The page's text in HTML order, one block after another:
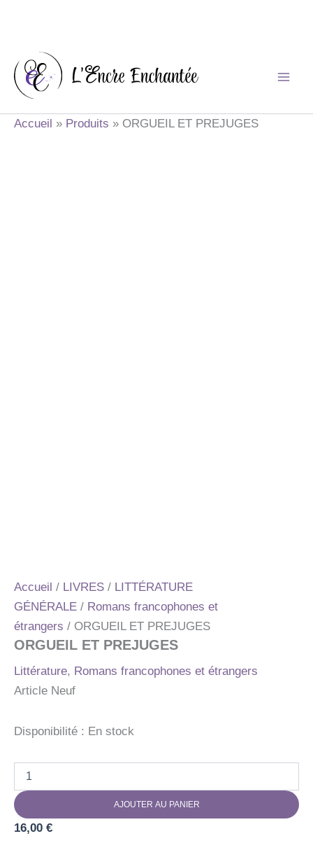
contenu
Accueil Produits ORGUEIL ET PREJUGES
Accueil / LIVRES / LITTÉRATURE
GÉNÉRALE / Romans francophones et
étrangers / ORGUEIL ET PREJUGES
ORGUEIL ET PREJUGES
Littérature, Romans francophones et étrangers
Article Neuf
Disponibilité : En stock
ORGUEIL
ET
PREJUGES
AJOUTER AU PANIER
16,00 €